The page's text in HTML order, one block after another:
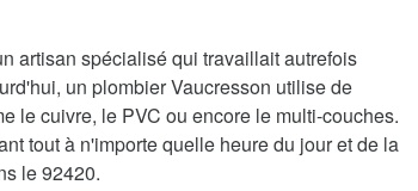
artisan spécialisé qui travaillait autrefois
un plombier Vaucresson utilise de
le cuivre, le PVC ou encore le multi-couches.
tout à n'importe quelle heure du jour et de la
le 92420.